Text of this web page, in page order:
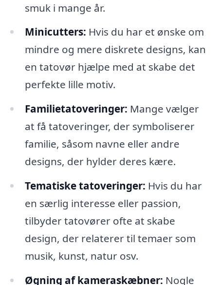
smuk i mange år.
Minicutters: Hvis du har et ønske om
mindre og mere diskrete designs, kan
en tatovør hjælpe med at skabe det
perfekte lille motiv.
Familietatoveringer: Mange vælger
at få tatoveringer, der symboliserer
familie, såsom navne eller andre
designs, der hylder deres kære.
Tematiske tatoveringer: Hvis du har
en særlig interesse eller passion,
tilbyder tatovører ofte at skabe
design, der relaterer til temaer som
musik, kunst, natur osv.
Øgning af kameraskæbner: Nogle